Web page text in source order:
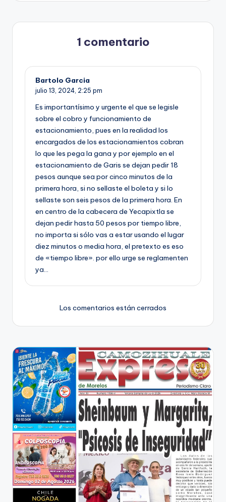
1 comentario
Bartolo Garcia
julio 13, 2024, 2:25 pm
Es importantísimo y urgente el que se legisle
sobre el cobro y funcionamiento de
estacionamiento, pues en la realidad los
encargados de los estacionamientos cobran
lo que les pega la gana y por ejemplo en el
estacionamiento de Garis se dejan pedir 18
pesos aunque sea por cinco minutos de la
primera hora, si no sellaste el boleta y si lo
sellaste son seis pesos de la primera hora. En
en centro de la cabecera de Yecapixtla se
dejan pedir hasta 50 pesos por tiempo libre,
no importa si sólo vas a estar usando el lugar
diez minutos o media hora, el pretexto es eso
de «tiempo libre». por ello urge se reglamenten
ya…
Los comentarios están cerrados